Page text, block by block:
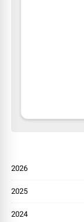
2026
2025
2024